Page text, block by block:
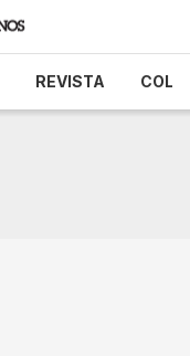
REVISTA